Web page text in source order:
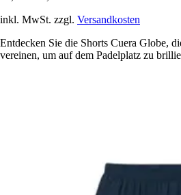
inkl. MwSt. zzgl. Versandkosten
Entdecken Sie die Shorts Cuera Globe,
vereinen, um auf dem Padelplatz zu